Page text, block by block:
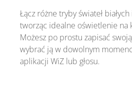
Łącz różne tryby świateł
tworząc idealne oświetlenie na
Możesz po prostu zapisać
wybrać ją w dowolnym
aplikacji WiZ lub głosu.